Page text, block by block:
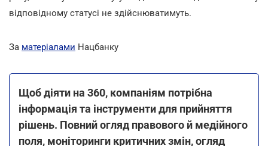
відповідному статусі не здійснюватимуть.
За матеріалами Нацбанку
Щоб діяти на 360, компаніям потрібна
інформація та інструменти для прийняття
рішень. Повний огляд правового й медійного
поля, моніторинги критичних змін, огляд